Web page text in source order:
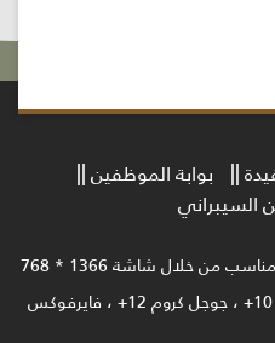
بوابة الموظفين
السيبراني
من خلال شاشة 1366 * 768
يدعم مايكروسوفت انترنت اكسبلورر 10+ ، جوجل كروم 12+ ، فايرفوكس